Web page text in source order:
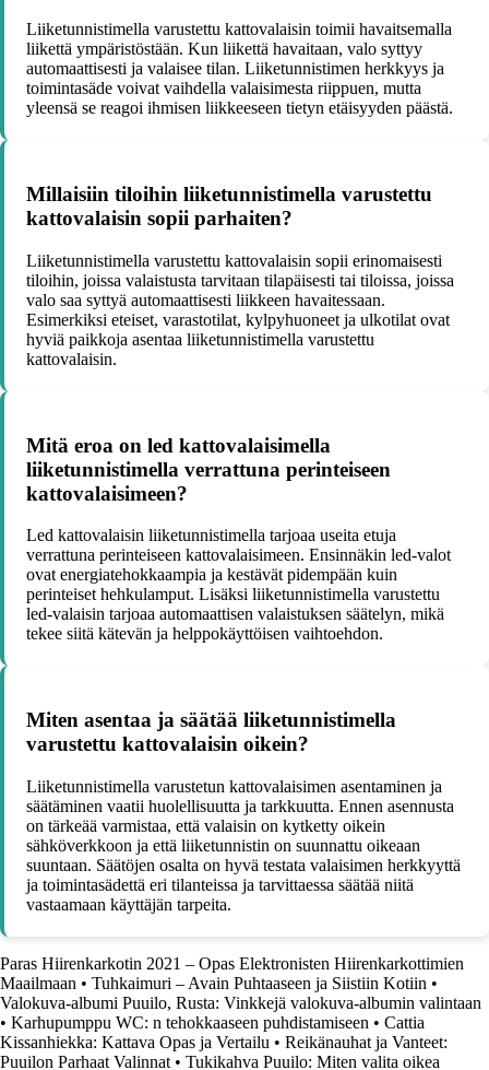
Liiketunnistimella varustettu kattovalaisin toimii havaitsemalla
liikettä ympäristöstään. Kun liikettä havaitaan, valo syttyy
automaattisesti ja valaisee tilan. Liiketunnistimen herkkyys ja
toimintasäde voivat vaihdella valaisimesta riippuen, mutta
yleensä se reagoi ihmisen liikkeeseen tietyn etäisyyden päästä.
Millaisiin tiloihin liiketunnistimella varustettu
kattovalaisin sopii parhaiten?
Liiketunnistimella varustettu kattovalaisin sopii erinomaisesti
tiloihin, joissa valaistusta tarvitaan tilapäisesti tai tiloissa, joissa
valo saa syttyä automaattisesti liikkeen havaitessaan.
Esimerkiksi eteiset, varastotilat, kylpyhuoneet ja ulkotilat ovat
hyviä paikkoja asentaa liiketunnistimella varustettu
kattovalaisin.
Mitä eroa on led kattovalaisimella
liiketunnistimella verrattuna perinteiseen
kattovalaisimeen?
Led kattovalaisin liiketunnistimella tarjoaa useita etuja
verrattuna perinteiseen kattovalaisimeen. Ensinnäkin led-valot
ovat energiatehokkaampia ja kestävät pidempään kuin
perinteiset hehkulamput. Lisäksi liiketunnistimella varustettu
led-valaisin tarjoaa automaattisen valaistuksen säätelyn, mikä
tekee siitä kätevän ja helppokäyttöisen vaihtoehdon.
Miten asentaa ja säätää liiketunnistimella
varustettu kattovalaisin oikein?
Liiketunnistimella varustetun kattovalaisimen asentaminen ja
säätäminen vaatii huolellisuutta ja tarkkuutta. Ennen asennusta
on tärkeää varmistaa, että valaisin on kytketty oikein
sähköverkkoon ja että liiketunnistin on suunnattu oikeaan
suuntaan. Säätöjen osalta on hyvä testata valaisimen herkkyyttä
ja toimintasädettä eri tilanteissa ja tarvittaessa säätää niitä
vastaamaan käyttäjän tarpeita.
Paras Hiirenkarkotin 2021 – Opas Elektronisten Hiirenkarkottimien
Maailmaan • Tuhkaimuri – Avain Puhtaaseen ja Siistiin Kotiin •
Valokuva-albumi Puuilo, Rusta: Vinkkejä valokuva-albumin valintaan
• Karhupumppu WC: n tehokkaaseen puhdistamiseen • Cattia
Kissanhiekka: Kattava Opas ja Vertailu • Reikänauhat ja Vanteet:
Puuilon Parhaat Valinnat • Tukikahva Puuilo: Miten valita oikea